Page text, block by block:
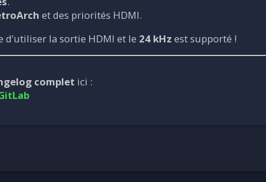
et des priorités HDMI.
d’utiliser la sortie HDMI et le 24 kHz est supporté !
complet ici :